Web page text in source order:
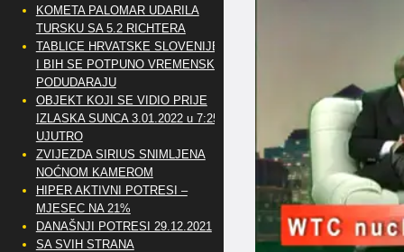
KOMETA PALOMAR UDARILA
TURSKU SA 5.2 RICHTERA
TABLICE HRVATSKE SLOVENIJE
I BIH SE POTPUNO VREMENSKI
PODUDARAJU
OBJEKT KOJI SE VIDIO PRIJE
IZLASKA SUNCA 3.01.2022 u 7:25
UJUTRO
ZVIJEZDA SIRIUS SNIMLJENA
NOĆNOM KAMEROM
HIPER AKTIVNI POTRESI –
MJESEC NA 21%
DANAŠNJI POTRESI 29.12.2021
SA SVIH STRANA